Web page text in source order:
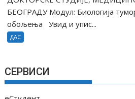
БЕОГРАДУ Модул: Биологија
обољења Увид и упис...
ДАС
СЕРВИСИ